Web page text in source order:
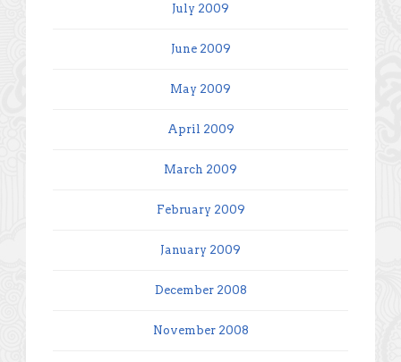
July 2009
June 2009
May 2009
April 2009
March 2009
February 2009
January 2009
December 2008
November 2008